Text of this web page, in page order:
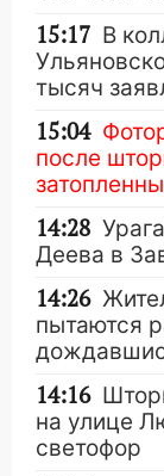
15:17 В
тысяч
15:04
после
14:28
Деева в
14:26
пытаются
14:16
на улице
светофор